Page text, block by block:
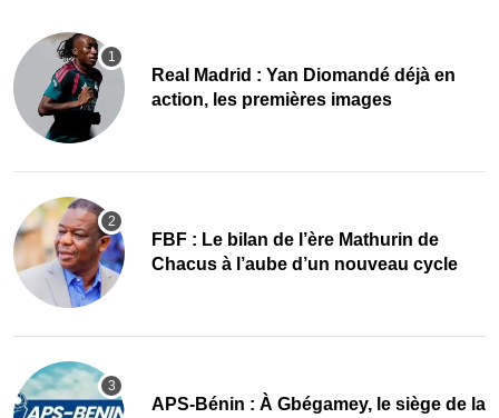
Real Madrid : Yan Diomandé déjà en
action, les premières images
FBF : Le bilan de l’ère Mathurin de
Chacus à l’aube d’un nouveau cycle
APS-Bénin : À Gbégamey, le siège de la